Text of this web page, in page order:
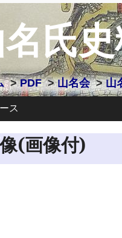
名氏
>PDF>山名会>山
ス
(画像付)